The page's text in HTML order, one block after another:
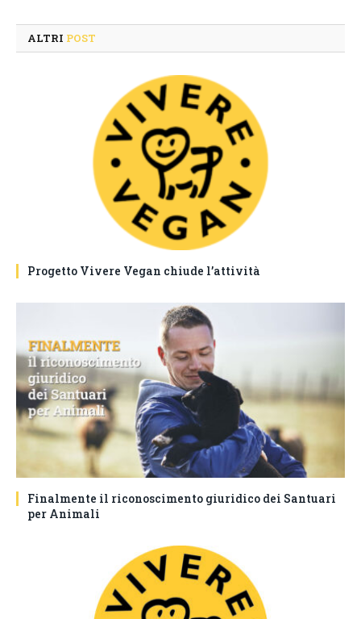
ALTRI POST
Progetto Vivere Vegan chiude l’attività
Finalmente il riconoscimento giuridico dei Santuari
per Animali